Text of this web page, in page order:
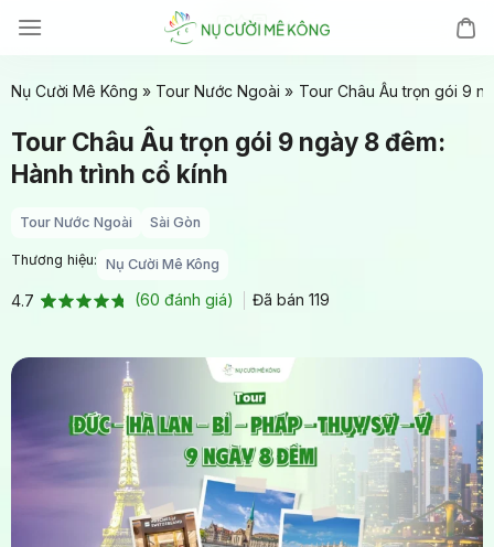
đến
dung
Nụ Cười Mê Kông » Tour Nước Ngoài » Tour Châu Âu trọn gói 9
Tour Châu Âu trọn gói 9 ngày 8 đêm:
Hành trình cổ kính
Tour Nước Ngoài Sài Gòn
Thương hiệu: Nụ Cười Mê Kông
4.7 (60 đánh giá) Đã bán 119